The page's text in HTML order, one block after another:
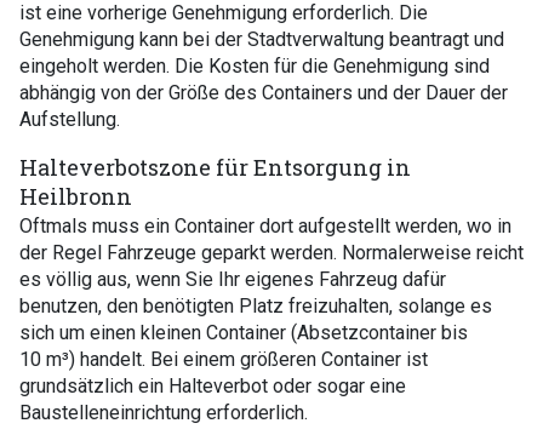
ist eine vorherige Genehmigung erforderlich. Die
Genehmigung kann bei der Stadtverwaltung beantragt und
eingeholt werden. Die Kosten für die Genehmigung sind
abhängig von der Größe des Containers und der Dauer der
Aufstellung.
Halteverbotszone für Entsorgung in
Heilbronn
Oftmals muss ein Container dort aufgestellt werden, wo in
der Regel Fahrzeuge geparkt werden. Normalerweise reicht
es völlig aus, wenn Sie Ihr eigenes Fahrzeug dafür
benutzen, den benötigten Platz freizuhalten, solange es
sich um einen kleinen Container (Absetzcontainer bis
10 m³) handelt. Bei einem größeren Container ist
grundsätzlich ein Halteverbot oder sogar eine
Baustelleneinrichtung erforderlich.